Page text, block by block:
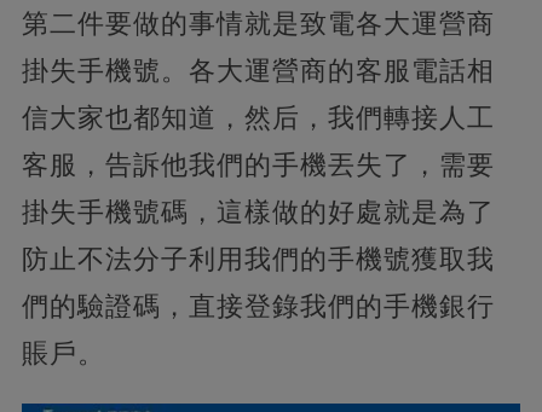
第二件要做的事情就是致電各大運營商
掛失手機號。各大運營商的客服電話相
信大家也都知道，然后，我們轉接人工
客服，告訴他我們的手機丟失了，需要
掛失手機號碼，這樣做的好處就是為了
防止不法分子利用我們的手機號獲取我
們的驗證碼，直接登錄我們的手機銀行
賬戶。